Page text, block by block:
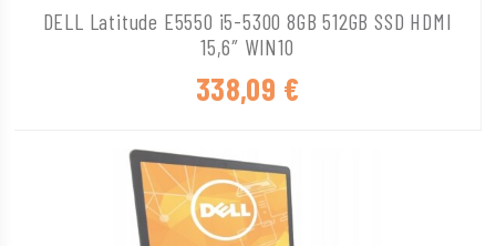
DELL Latitude E5550 i5-5300 8GB 512GB SSD HDMI
15,6″ WIN10
338,09 €